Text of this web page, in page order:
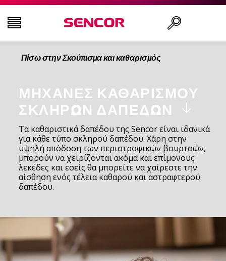
ΤΗΛΕΟΡΆΣΕΙΣ
ΕΙΚΌΝΑ & ΉΧΟΣ
ΝΟΙΚΟΚΥΡΙΌ
ΥΓΕΊΑ ΚΑΙ ΟΜΟΡΦΙΆ
Πίσω στην Σκούπισμα και καθαρισμός
ΜΗΧΑΝΈΣ ΚΑΘΑΡΙΣΜΟΎ
ΣΚΛΗΡΏΝ ΔΑΠΈΔΩΝ
Τα καθαριστικά δαπέδου της Sencor είναι ιδανικά
για κάθε τύπο σκληρού δαπέδου. Χάρη στην
υψηλή απόδοση των περιστροφικών βουρτσών,
μπορούν να χειρίζονται ακόμα και επίμονους
λεκέδες και εσείς θα μπορείτε να χαίρεστε την
αίσθηση ενός τέλεια καθαρού και αστραφτερού
δαπέδου.